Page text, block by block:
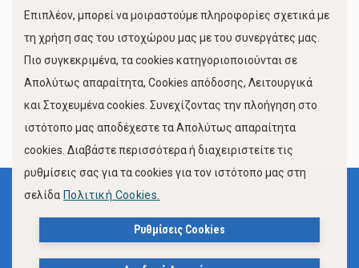
FOLLOW US
Όροι Χρήσης
Πολιτική Προστασίας Προσωπικών Δεδομένων
Επιπλέον, μπορεί να μοιραστούμε πληροφορίες σχετικά με
τη χρήση σας του ιστοχώρου μας με του συνεργάτες μας.
Πιο συγκεκριμένα, τα cookies κατηγοριοποιούνται σε
Απολύτως απαραίτητα, Cookies απόδοσης, Λειτουργικά
και Στοχευμένα cookies. Συνεχίζοντας την πλοήγηση στο
ιστότοπο μας αποδέχεστε τα Απολύτως απαραίτητα
cookies. Διαβάστε περισσότερα ή διαχειριστείτε τις
ρυθμίσεις σας για τα cookies για τον ιστότοπο μας στη
σελίδα Πολιτική Cookies.
Ρυθμίσεις Cookies